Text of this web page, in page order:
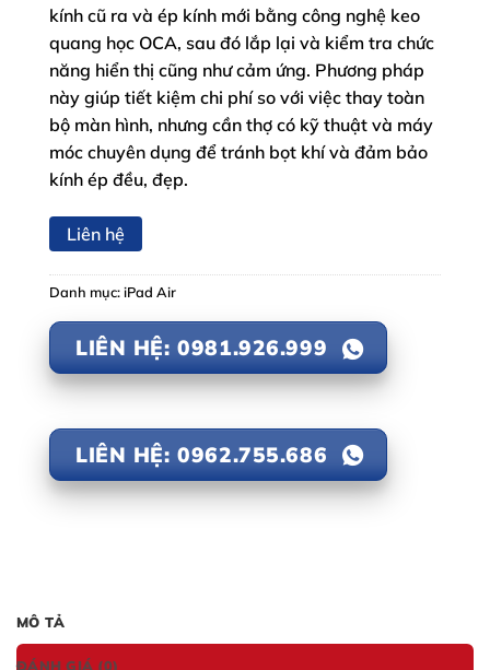
kính cũ ra và ép kính mới bằng công nghệ keo
quang học OCA, sau đó lắp lại và kiểm tra chức
năng hiển thị cũng như cảm ứng. Phương pháp
này giúp tiết kiệm chi phí so với việc thay toàn
bộ màn hình, nhưng cần thợ có kỹ thuật và máy
móc chuyên dụng để tránh bọt khí và đảm bảo
kính ép đều, đẹp.
Liên hệ
Danh mục:iPad Air
LIÊN HỆ: 0981.926.999
LIÊN HỆ: 0962.755.686
MÔ TẢ
ĐÁNH GIÁ (0)